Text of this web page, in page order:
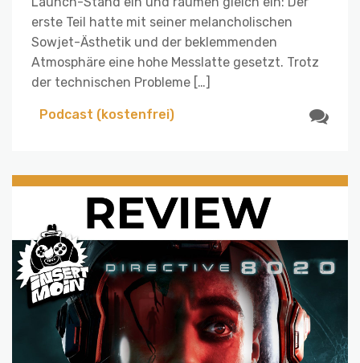
erste Teil hatte mit seiner melancholischen
Sowjet-Ästhetik und der beklemmenden
Atmosphäre eine hohe Messlatte gesetzt. Trotz
der technischen Probleme […]
Podcast (kostenfrei)